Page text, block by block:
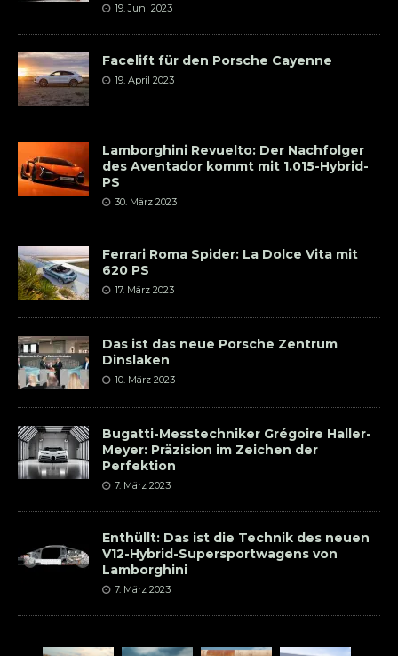
19. Juni 2023
Facelift für den Porsche Cayenne
19. April 2023
Lamborghini Revuelto: Der Nachfolger
des Aventador kommt mit 1.015-Hybrid-
PS
30. März 2023
Ferrari Roma Spider: La Dolce Vita mit
620 PS
17. März 2023
Das ist das neue Porsche Zentrum
Dinslaken
10. März 2023
Bugatti-Messtechniker Grégoire Haller-
Meyer: Präzision im Zeichen der
Perfektion
7. März 2023
Enthüllt: Das ist die Technik des neuen
V12-Hybrid-Supersportwagens von
Lamborghini
7. März 2023